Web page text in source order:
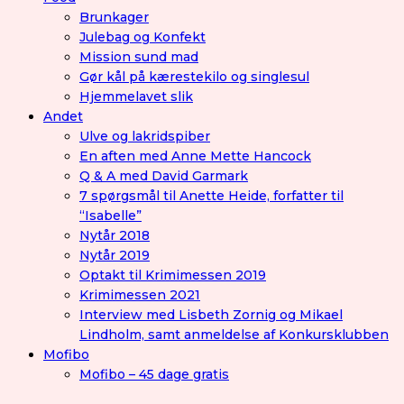
Brunkager
Julebag og Konfekt
Mission sund mad
Gør kål på kærestekilo og singlesul
Hjemmelavet slik
Andet
Ulve og lakridspiber
En aften med Anne Mette Hancock
Q & A med David Garmark
7 spørgsmål til Anette Heide, forfatter til
“Isabelle”
Nytår 2018
Nytår 2019
Optakt til Krimimessen 2019
Krimimessen 2021
Interview med Lisbeth Zornig og Mikael
Lindholm, samt anmeldelse af Konkursklubben
Mofibo
Mofibo – 45 dage gratis